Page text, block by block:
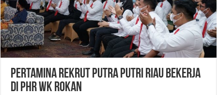
Pertamina Rekrut Putra Putri Riau Bekerja
Di PHR WK Rokan